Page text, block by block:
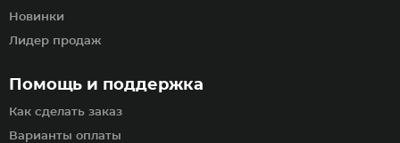
Помощь и поддержка
Как сделать заказ
Варианты оплаты
Новинки
Лидер продаж